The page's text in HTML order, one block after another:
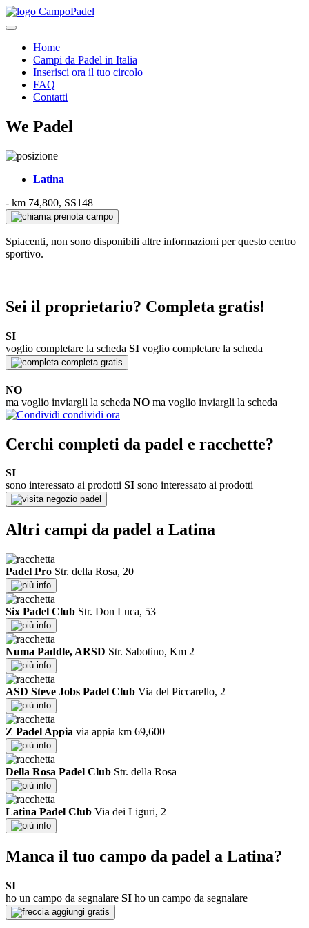
Home
Campi da Padel in Italia
Inserisci ora il tuo circolo
FAQ
Contatti
We Padel
Latina
- km 74,800, SS148
prenota campo
Spiacenti, non sono disponibili altre informazioni per questo centro
sportivo.
Sei il proprietario? Completa gratis!
SI
voglio completare la scheda SI voglio completare la scheda
completa gratis
NO
ma voglio inviargli la scheda NO ma voglio inviargli la scheda
condividi ora
Cerchi completi da padel e racchette?
SI
sono interessato ai prodotti SI sono interessato ai prodotti
negozio padel
Altri campi da padel a Latina
Padel Pro Str. della Rosa, 20
info
Six Padel Club Str. Don Luca, 53
info
Numa Paddle, ARSD Str. Sabotino, Km 2
info
ASD Steve Jobs Padel Club Via del Piccarello, 2
info
Z Padel Appia via appia km 69,600
info
Della Rosa Padel Club Str. della Rosa
info
Latina Padel Club Via dei Liguri, 2
info
Manca il tuo campo da padel a Latina?
SI
ho un campo da segnalare SI ho un campo da segnalare
aggiungi gratis